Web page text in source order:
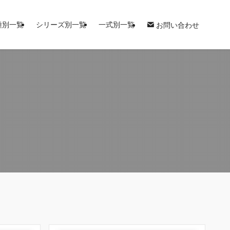
別一覧 シリーズ別一覧 一式別一覧 お問い合わせ